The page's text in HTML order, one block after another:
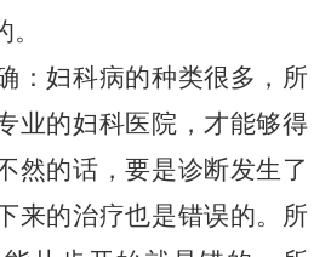
：妇科病的种类很多，所
业的妇科医院，才能够得
然的话，要是诊断发生了
来的治疗也是错误的。所